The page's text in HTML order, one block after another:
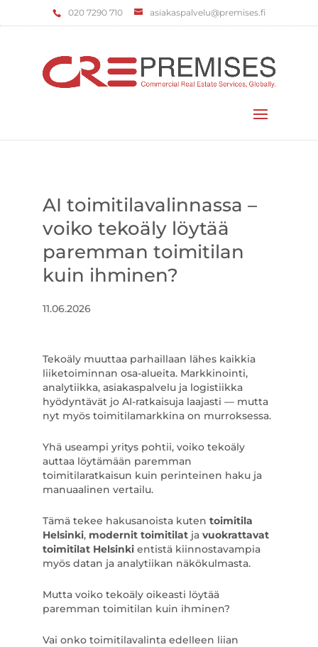
‌020 7290 710 asiakaspalvelu@premises.fi
AI toimitilavalinnassa –
voiko tekoäly löytää
paremman toimitilan
kuin ihminen?
11.06.2026
Tekoäly muuttaa parhaillaan lähes kaikkia
liiketoiminnan osa-alueita. Markkinointi,
analytiikka, asiakaspalvelu ja logistiikka
hyödyntävät jo AI-ratkaisuja laajasti — mutta
nyt myös toimitilamarkkina on murroksessa.
Yhä useampi yritys pohtii, voiko tekoäly
auttaa löytämään paremman
toimitilaratkaisun kuin perinteinen haku ja
manuaalinen vertailu.
Tämä tekee hakusanoista kuten toimitila
Helsinki, modernit toimitilatja vuokrattavat
toimitilat Helsinkientistä kiinnostavampia
myös datan ja analytiikan näkökulmasta.
Mutta voiko tekoäly oikeasti löytää
paremman toimitilan kuin ihminen?
Vai onko toimitilavalinta edelleen liian